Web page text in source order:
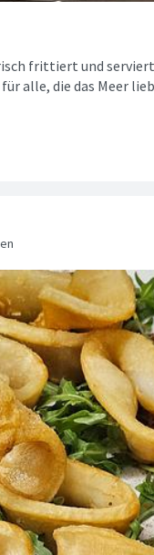
frittiert und
für alle, die das Meer